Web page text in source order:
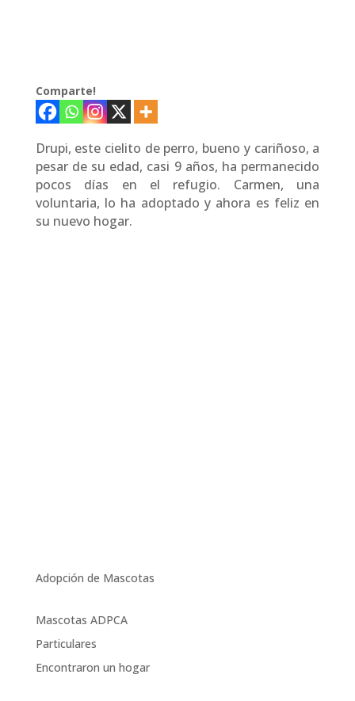
Comparte!
Drupi, este cielito de perro, bueno y cariñoso, a
pesar de su edad, casi 9 años, ha permanecido
pocos días en el refugio. Carmen, una
voluntaria, lo ha adoptado y ahora es feliz en
su nuevo hogar.
Adopción de Mascotas
Mascotas ADPCA
Particulares
Encontraron un hogar